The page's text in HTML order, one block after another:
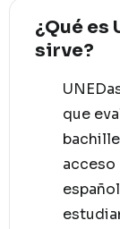
¿Qué es
sirve?
que